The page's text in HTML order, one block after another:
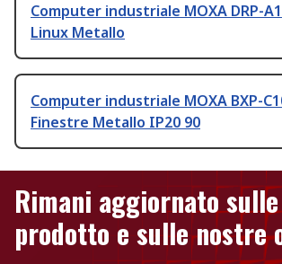
Computer industriale MOXA DRP-
Linux Metallo
Computer industriale MOXA BXP-
Finestre Metallo IP20 90
Rimani aggiornato
prodotto e sulle nostre